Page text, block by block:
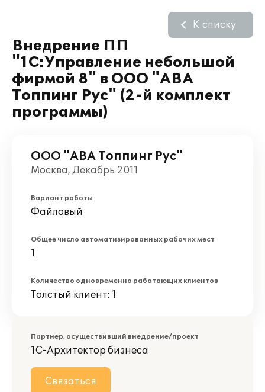
Внедрение ПП
"1С:Управление небольшой
фирмой 8" в ООО "АВА
Топпинг Рус" (2-й комплект
программы)
К списку
ООО "АВА Топпинг Рус"
Москва, Декабрь 2011
Вариант работы
Файловый
Общее число автоматизированных рабочих мест
1
Количество одновременно работающих клиентов
Толстый клиент: 1
Партнер, осуществивший внедрение/проект
1С-Архитектор бизнеса
Связаться